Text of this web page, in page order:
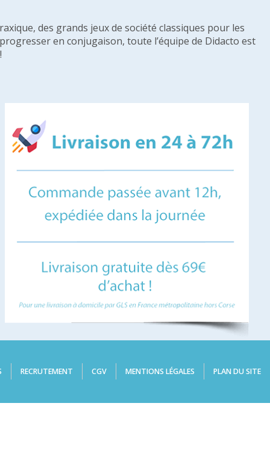
des grands jeux de société classiques pour les
en conjugaison, toute l’équipe de Didacto est
RECRUTEMENT CGV MENTIONS LÉGALES PLAN DU SITE